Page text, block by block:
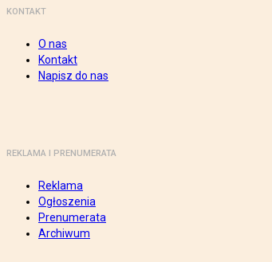
KONTAKT
O nas
Kontakt
Napisz do nas
REKLAMA I PRENUMERATA
Reklama
Ogłoszenia
Prenumerata
Archiwum